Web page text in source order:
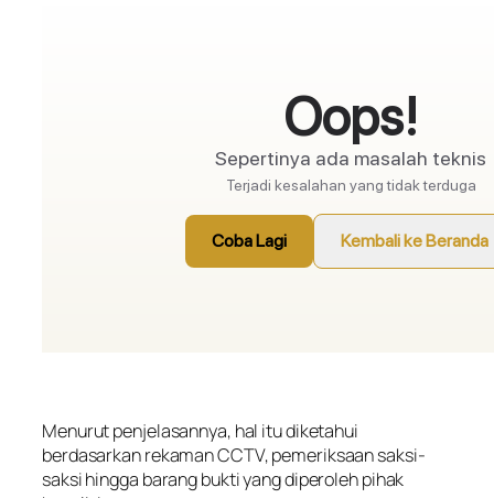
Menurut penjelasannya, hal itu diketahui
berdasarkan rekaman CCTV, pemeriksaan saksi-
saksi hingga barang bukti yang diperoleh pihak